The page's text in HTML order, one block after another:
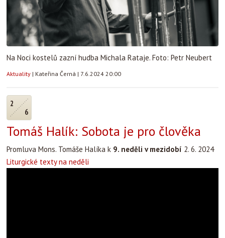
Na Noci kostelů zazní hudba Michala Rataje. Foto: Petr Neubert
Aktuality | Kateřina Černá | 7.6.2024 20:00
2
6
Tomáš Halík: Sobota je pro člověka
Promluva Mons. Tomáše Halíka k 9. neděli v mezidobí 2. 6. 2024
Liturgické texty na neděli